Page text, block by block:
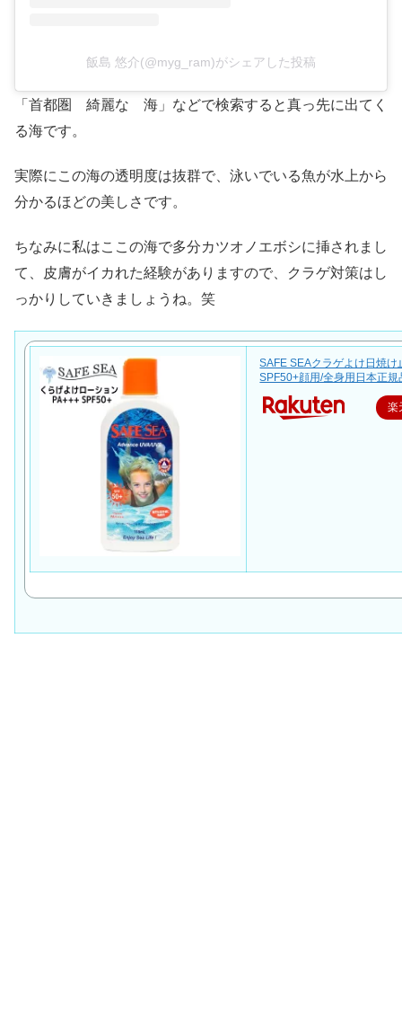
飯島 悠介(@myg_ram)がシェアした投稿
「首都圏 綺麗な 海」などで検索すると真っ先に出てく
る海です。
実際にこの海の透明度は抜群で、泳いでいる魚が水上から
分かるほどの美しさです。
ちなみに私はここの海で多分カツオノエボシに挿されまし
て、皮膚がイカれた経験がありますので、クラゲ対策はし
っかりしていきましょうね。笑
SAFE SEAクラゲよけ日焼け
SPF50+顔用/全身用日本正規
楽